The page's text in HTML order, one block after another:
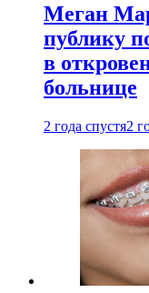
Меган
публику
в
больнице
2 года спустя2